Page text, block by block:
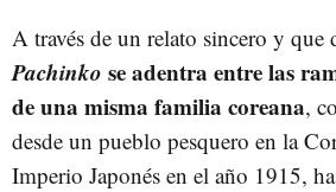
A través de un relato sincero y que
Pachinko se adentra entre las
de una misma familia coreana,
desde un pueblo pesquero en la
Imperio Japonés en el año 1915,